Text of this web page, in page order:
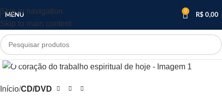
Skip to navigation
Skip to main content
MENU
0
R$ 0,00
Clique para ampliar
Início CD/DVD